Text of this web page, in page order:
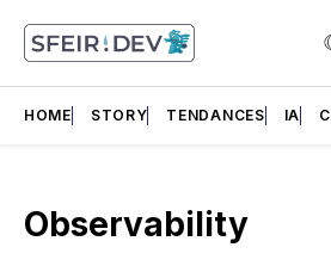
HOME STORY TENDANCES IA
Observability